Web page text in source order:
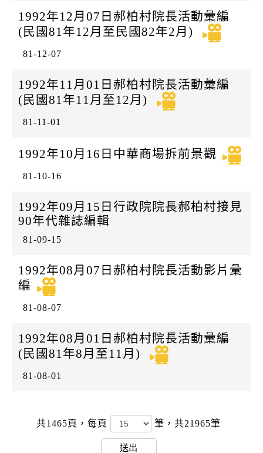
1992年12月07日郝柏村院長活動彙編
(民國81年12月至民國82年2月)
81-12-07
1992年11月01日郝柏村院長活動彙編
(民國81年11月至12月)
81-11-01
1992年10月16日中華商場拆前景觀
81-10-16
1992年09月15日行政院院長郝柏村接見
90年代雜誌編輯
81-09-15
1992年08月07日郝柏村院長活動影片彙
編
81-08-07
1992年08月01日郝柏村院長活動彙編
(民國81年8月至11月)
81-08-01
共1465頁， 每頁 筆，共21965筆
送出